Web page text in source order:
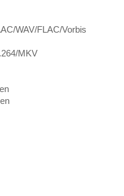
WAV/FLAC/Vorbis
MKV